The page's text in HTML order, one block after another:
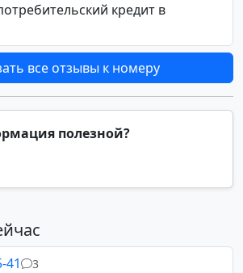
кредит в
все отзывы к номеру
полезной?
41 3